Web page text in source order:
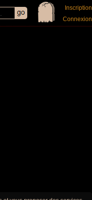
Inscription
Connexion